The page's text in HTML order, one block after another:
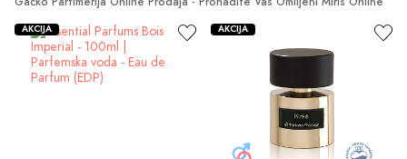
AKCIJA AKCIJA